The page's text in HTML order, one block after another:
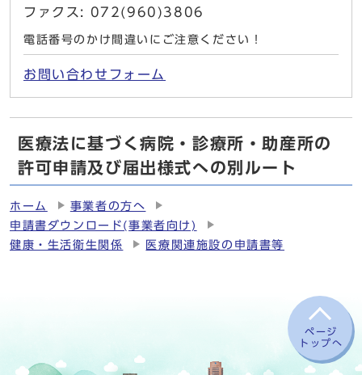
ファクス: 072(960)3806
電話番号のかけ間違いにご注意ください！
お問い合わせフォーム
医療法に基づく病院・診療所・助産所の
許可申請及び届出様式への別ルート
ホーム
事業者の方へ
申請書ダウンロード(事業者向け)
健康・生活衛生関係
医療関連施設の申請書等
ページ
トップへ